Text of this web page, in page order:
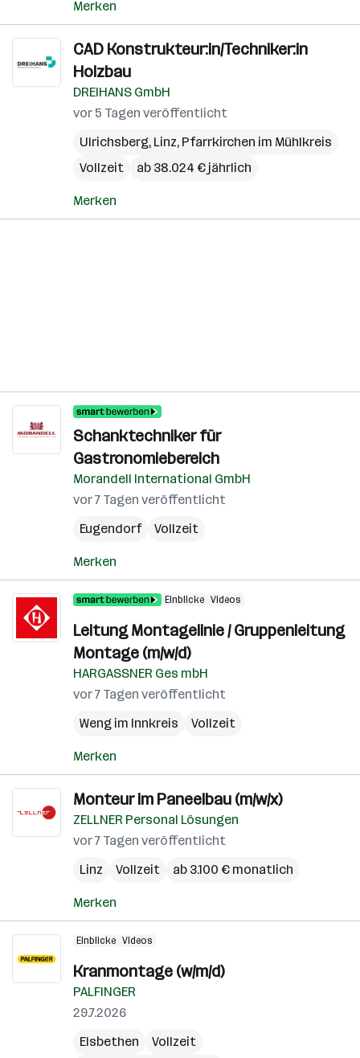
Merken
CAD Konstrukteur:in/Techniker:in
Holzbau
DREIHANS GmbH
vor 5 Tagen veröffentlicht
Ulrichsberg, Linz, Pfarrkirchen im Mühlkreis
Vollzeit
ab 38.024 € jährlich
Merken
Schanktechniker für
Gastronomiebereich
Morandell International GmbH
vor 7 Tagen veröffentlicht
Eugendorf
Vollzeit
Merken
Einblicke Videos
Leitung Montagelinie / Gruppenleitung
Montage (m/w/d)
HARGASSNER Ges mbH
vor 7 Tagen veröffentlicht
Weng im Innkreis
Vollzeit
Merken
Monteur im Paneelbau (m/w/x)
ZELLNER Personal Lösungen
vor 7 Tagen veröffentlicht
Linz
Vollzeit ab 3.100 € monatlich
Merken
Einblicke Videos
Kranmontage (w/m/d)
PALFINGER
29.7.2026
Elsbethen
Vollzeit